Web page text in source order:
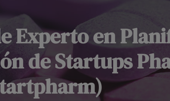
Experto en
de Startups